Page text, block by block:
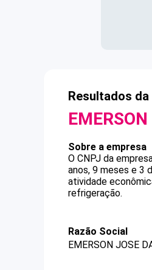
Resultados
Sobre a empresa
O CNPJ da
anos, 9 meses e 3
atividade
refrigeração.
Razão Social
EMERSON JOSE